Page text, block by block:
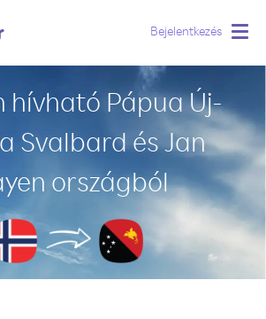
Bejelentkezés
hívható Pápua Új-
Svalbard és Jan
országból